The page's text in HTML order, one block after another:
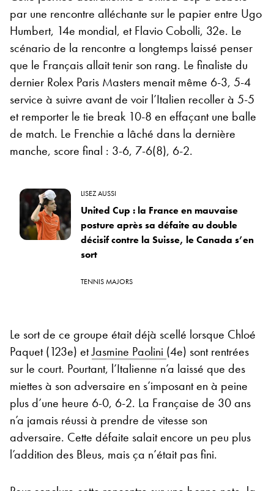
par une rencontre alléchante sur le papier entre Ugo
Humbert, 14e mondial, et Flavio Cobolli, 32e. Le
scénario de la rencontre a longtemps laissé penser
que le Français allait tenir son rang. Le finaliste du
dernier Rolex Paris Masters menait même 6-3, 5-4
service à suivre avant de voir l’Italien recoller à 5-5
et remporter le tie break 10-8 en effaçant une balle
de match. Le Frenchie a lâché dans la dernière
manche, score final : 3-6, 7-6(8), 6-2.
LISEZ AUSSI
United Cup : la France en mauvaise
posture après sa défaite au double
décisif contre la Suisse, le Canada s’en
sort
TENNIS MAJORS
Le sort de ce groupe était déjà scellé lorsque Chloé
Paquet (123e) etJasmine Paolini (4e) sont rentrées
sur le court. Pourtant, l’Italienne n’a laissé que des
miettes à son adversaire en s’imposant en à peine
plus d’une heure 6-0, 6-2. La Française de 30 ans
n’a jamais réussi à prendre de vitesse son
adversaire. Cette défaite salait encore un peu plus
l’addition des Bleus, mais ça n’était pas fini.